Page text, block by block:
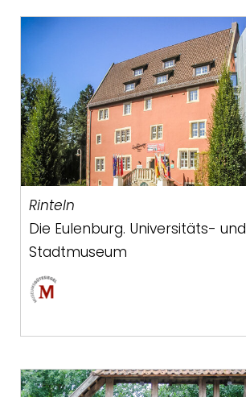
Rinteln
Die Eulenburg. Universitäts- und
Stadtmuseum